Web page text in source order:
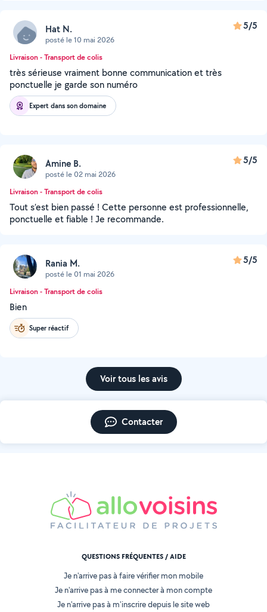
Hat N.
posté le 10 mai 2026
5/5
Livraison - Transport de colis
très sérieuse vraiment bonne communication et très
ponctuelle je garde son numéro
Expert dans son domaine
Amine B.
posté le 02 mai 2026
5/5
Livraison - Transport de colis
Tout s’est bien passé ! Cette personne est professionnelle,
ponctuelle et fiable ! Je recommande.
Rania M.
posté le 01 mai 2026
5/5
Livraison - Transport de colis
Bien
Super réactif
Voir tous les avis
Contacter
QUESTIONS FRÉQUENTES / AIDE
Je n'arrive pas à faire vérifier mon mobile
Je n'arrive pas à me connecter à mon compte
Je n'arrive pas à m'inscrire depuis le site web